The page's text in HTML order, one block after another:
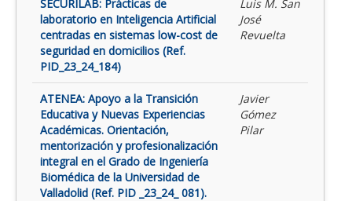
SECURILAB: Prácticas de
laboratorio en Inteligencia Artificial
centradas en sistemas low-cost de
seguridad en domicilios (Ref.
PID_23_24_184)
Luis M. San
José
Revuelta
ATENEA: Apoyo a la Transición
Educativa y Nuevas Experiencias
Académicas. Orientación,
mentorización y profesionalización
integral en el Grado de Ingeniería
Biomédica de la Universidad de
Valladolid (Ref. PID _23_24_ 081).
Javier
Gómez
Pilar